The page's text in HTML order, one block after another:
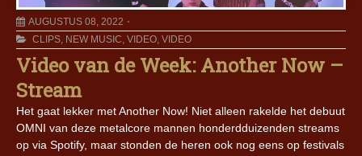
AUGUSTUS 08, 2022
CLIPS, NEW MUSIC, VIDEO, VIDEO
Video van de Week: Another Now –
Stream
Het gaat lekker met Another Now! Niet alleen rakelde het debuut
OMNI van deze metalcore mannen honderdduizenden streams
op via Spotify, maar stonden de heren ook nog eens op festivals